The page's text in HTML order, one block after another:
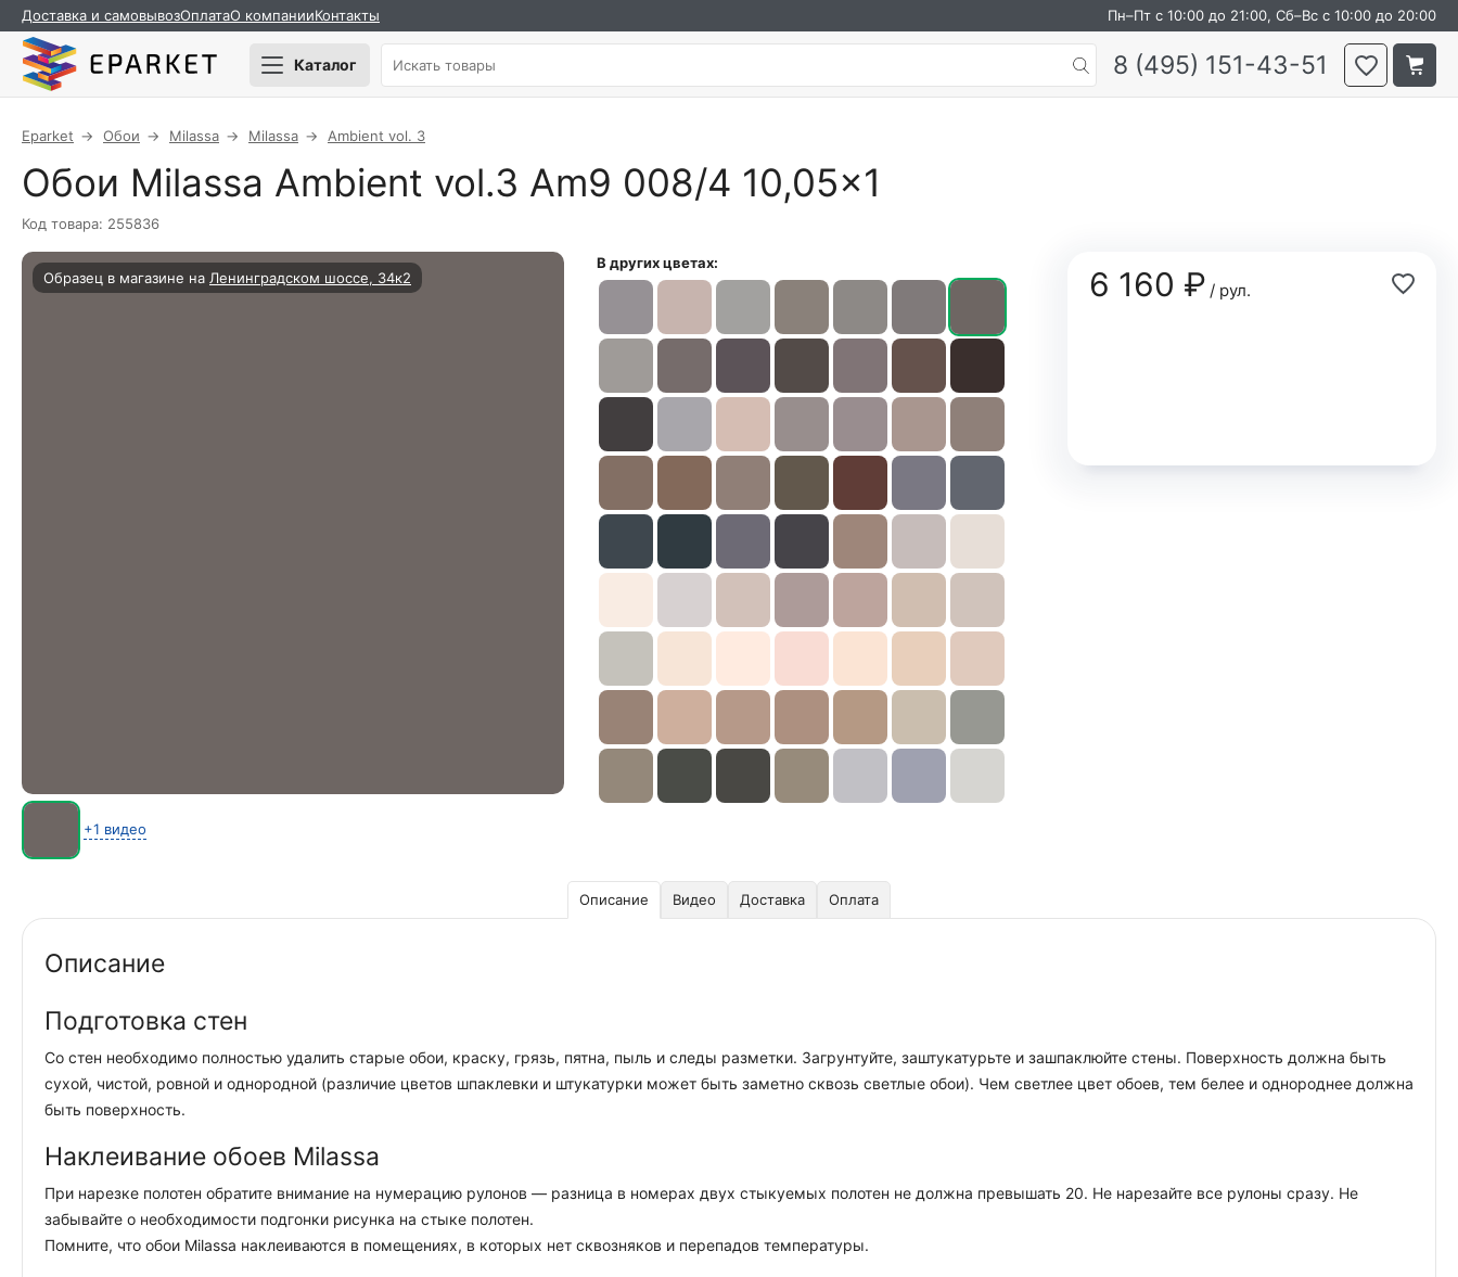
Доставка и самовывозОплатаО компанииКонтакты Пн–Пт с 10:00 до 21:00, Сб–Вс с 10:00 до 20:00
Каталог 8 (495) 151-43-51
Eparket Обои Milassa Milassa Ambient vol. 3
Обои Milassa Ambient vol.3 Am9 008/4 10,05×1
Код товара: 255836
Образец в магазине на Ленинградском шоссе, 34к2
+1 видео
6 160 ₽/ рул.
В других цветах:
Описание Видео Доставка Оплата
Описание
Подготовка стен
Со стен необходимо полностью удалить старые обои, краску, грязь, пятна, пыль и следы разметки. Загрунтуйте, заштукатурьте и зашпаклюйте стены. Поверхность должна быть
сухой, чистой, ровной и однородной (различие цветов шпаклевки и штукатурки может быть заметно сквозь светлые обои). Чем светлее цвет обоев, тем белее и однороднее должна
быть поверхность.
Наклеивание обоев Milassa
При нарезке полотен обратите внимание на нумерацию рулонов — разница в номерах двух стыкуемых полотен не должна превышать 20. Не нарезайте все рулоны сразу. Не
забывайте о необходимости подгонки рисунка на стыке полотен.
Помните, что обои Milassa наклеиваются в помещениях, в которых нет сквозняков и перепадов температуры.